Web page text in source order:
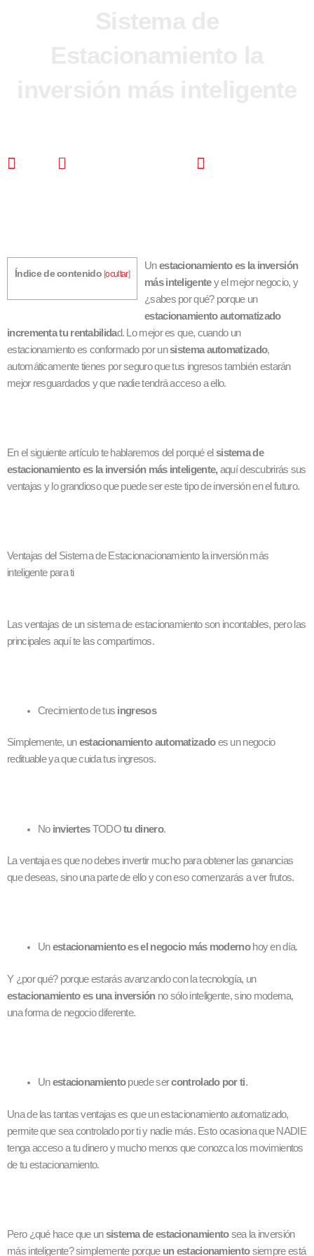
Índice de contenido [ocultar]
Unestacionamiento es la inversión
más inteligentey el mejor negocio, y
¿sabes por qué? porque un
estacionamiento automatizado
incrementa tu rentabilidad. Lo mejor es que, cuando un
estacionamiento es conformado por unsistema automatizado,
automáticamente tienes por seguro que tus ingresos también estarán
mejor resguardados y que nadie tendrá acceso a ello.
En el siguiente artículo te hablaremos del porqué el sistema de
estacionamiento es la inversión más inteligente, aquí descubrirás sus
ventajas y lo grandioso que puede ser este tipo de inversión en el futuro.
Ventajas del Sistema de Estacionacionamiento la inversión más
inteligente para ti
Las ventajas de un sistema de estacionamiento son incontables, pero las
principales aquí te las compartimos.
Crecimiento de tus ingresos
Simplemente, unestacionamiento automatizadoes un negocio
redituable ya que cuida tus ingresos.
NoinviertesTODOtu dinero.
La ventaja es que no debes invertir mucho para obtener las ganancias
que deseas, sino una parte de ello y con eso comenzarás a ver frutos.
Unestacionamiento es el negocio más modernohoy en día.
Y ¿por qué? porque estarás avanzando con la tecnología, un
estacionamiento es una inversión no sólo inteligente, sino moderna,
una forma de negocio diferente.
Unestacionamientopuede sercontrolado por ti.
Una de las tantas ventajas es que un estacionamiento automatizado,
permite que sea controlado por ti y nadie más. Esto ocasiona que NADIE
tenga acceso a tu dinero y mucho menos que conozca los movimientos
de tu estacionamiento.
Pero ¿qué hace que unsistema de estacionamientosea la inversión
más inteligente? simplemente porqueun estacionamientosiempre está